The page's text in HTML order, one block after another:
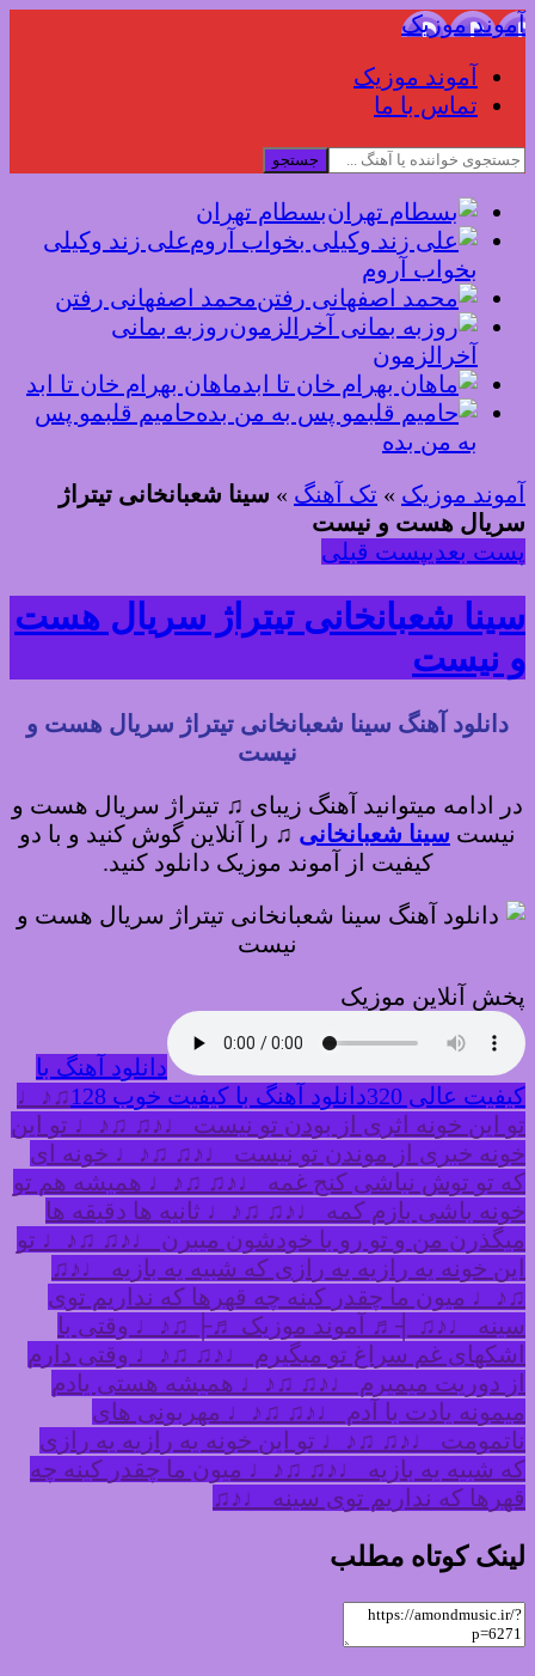
آموند موزیک
آموند موزیک
تماس با ما
جستجو
بسطام تهران
علی زند وکیلی
بخواب آروم
محمد اصفهانی رفتن
روزبه بمانی
آخرالزمون
ماهان بهرام خان تا ابد
حامیم قلبمو پس
به من بده
آموند موزیک » تک آهنگ » سینا شعبانخانی تیتراژ
سریال هست و نیست
پست بعدیپست قبلی
سینا شعبانخانی تیتراژ سریال هست
و نیست
دانلود آهنگ سینا شعبانخانی تیتراژ سریال هست و
نیست
در ادامه میتوانید آهنگ زیبای ♫ تیتراژ سریال هست و
نیست سینا شعبانخانی ♫ را آنلاین گوش کنید و با دو
کیفیت از آموند موزیک دانلود کنید.
پخش آنلاین موزیک
دانلود آهنگ با
کیفیت عالی 320
دانلود آهنگ با کیفیت خوب 128
♫♪♩
تو این خونه اثری از بودن تو نیست ♩♪♫ ♫♪♩ تو این
خونه خبری از موندن تو نیست ♩♪♫ ♫♪♩ خونه ای
که تو توش نباشی کنج غمه ♩♪♫ ♫♪♩ همیشه هم تو
خونه باشی بازم کمه ♩♪♫ ♫♪♩ ثانیه ها دقیقه ها
میگذرن من و تو رو با خودشون میبرن ♩♪♫ ♫♪♩ تو
این خونه یه رازیه یه رازی که شبیه یه بازیه ♩♪♫
♫♪♩ میون ما چقدر کینه چه قهرها که نداریم توی
سینه ♩♪♫ ┤♬ آموند موزیک ♬├ ♫♪♩ وقتی با
اشکهای غم سراغ تو میگیرم ♩♪♫ ♫♪♩ وقتی دارم
از دوریت میمیرم ♩♪♫ ♫♪♩ همیشه هستی یادم
میمونه یادت با آدم ♩♪♫ ♫♪♩ مهربونی های
ناتمومت ♩♪♫ ♫♪♩ تو این خونه یه رازیه یه رازی
که شبیه یه بازیه ♩♪♫ ♫♪♩ میون ما چقدر کینه چه
قهرها که نداریم توی سینه ♩♪♫
لینک کوتاه مطلب